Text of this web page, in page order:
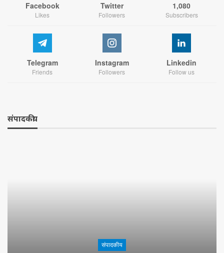
Facebook
Likes
Twitter
Followers
1,080
Subscribers
Telegram
Friends
Instagram
Followers
Linkedin
Follow us
संपादकीय
संपादकीय